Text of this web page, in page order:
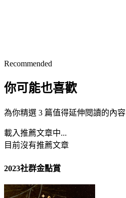
Recommended
你可能也喜歡
為你精選 3 篇值得延伸閱讀的內容
載入推薦文章中...
目前沒有推薦文章
2023社群金點賞